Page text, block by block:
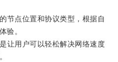
点位置和协议类型，根据自
验。
用户可以轻松解决网络速度